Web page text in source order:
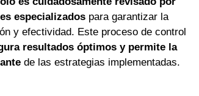
especializadospara garantizar la
y efectividad. Este proceso de control
resultados óptimos y permite la
de las estrategias implementadas.